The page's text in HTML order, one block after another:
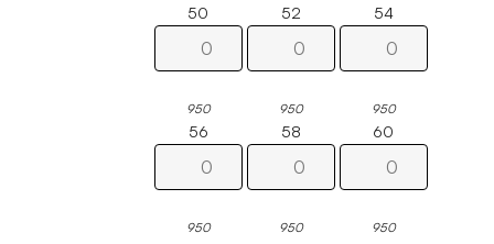
50
950
52
950
54
950
56
950
58
950
60
950